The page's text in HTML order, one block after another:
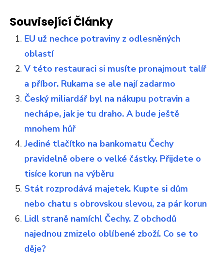
Související Články
EU už nechce potraviny z odlesněných
oblastí
V této restauraci si musíte pronajmout talíř
a příbor. Rukama se ale nají zadarmo
Český miliardář byl na nákupu potravin a
nechápe, jak je tu draho. A bude ještě
mnohem hůř
Jediné tlačítko na bankomatu Čechy
pravidelně obere o velké částky. Přijdete o
tisíce korun na výběru
Stát rozprodává majetek. Kupte si dům
nebo chatu s obrovskou slevou, za pár korun
Lidl straně namíchl Čechy. Z obchodů
najednou zmizelo oblíbené zboží. Co se to
děje?